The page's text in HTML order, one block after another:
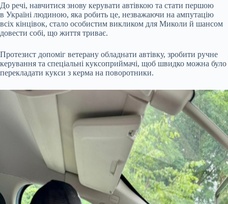
До речі, навчитися знову керувати автівкою та стати першою
в Україні людиною, яка робить це, незважаючи на ампутацію
всіх кінцівок, стало особистим викликом для Миколи й шансом
довести собі, що життя триває.
Протезист допоміг ветерану обладнати автівку, зробити ручне
керування та спеціальні куксоприймачі, щоб швидко можна було
перекладати кукси з керма на поворотники.